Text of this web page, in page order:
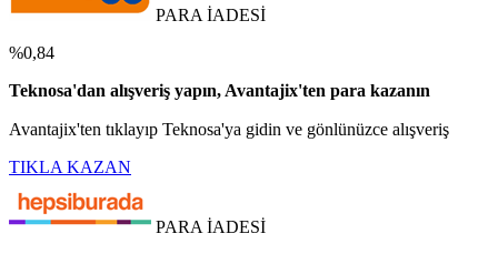
PARA İADESİ
%0,84
Teknosa'dan alışveriş yapın, Avantajix'ten para kazanın
Avantajix'ten tıklayıp Teknosa'ya gidin ve gönlünüzce alışveriş
TIKLA KAZAN
PARA İADESİ